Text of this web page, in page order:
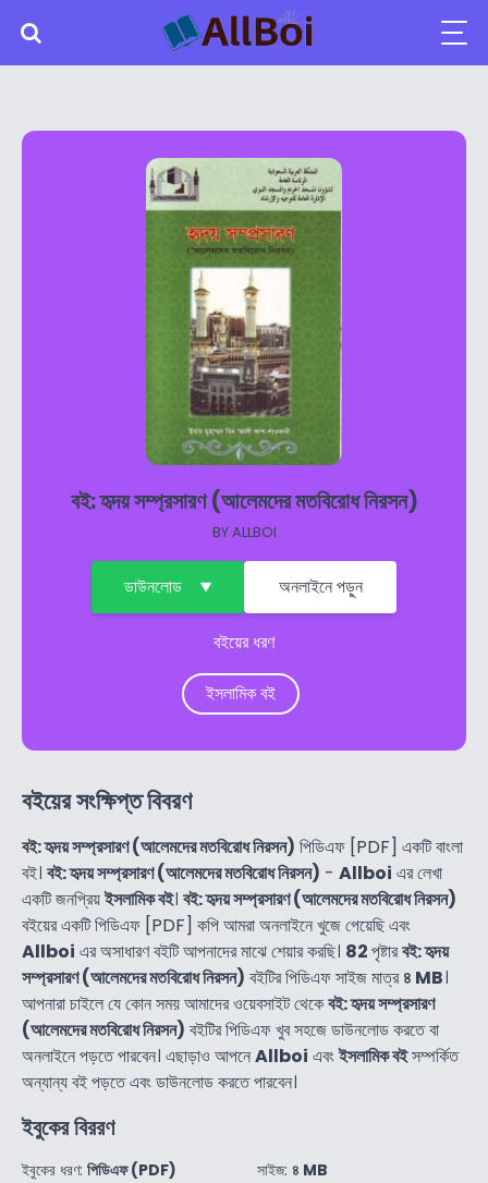
বই: হৃদয় সম্প্রসারণ (আলেমদের মতবিরোধ নিরসন)
BYALLBOI
ডাউনলোড অনলাইনে পড়ুন
বইয়ের ধরণ
ইসলামিক বই
বইয়ের সংক্ষিপ্ত বিবরণ
বই: হৃদয় সম্প্রসারণ (আলেমদের মতবিরোধ নিরসন) পিডিএফ [PDF] একটি বাংলা
বই। বই: হৃদয় সম্প্রসারণ (আলেমদের মতবিরোধ নিরসন) - Allboi এর লেখা
একটি জনপ্রিয়ইসলামিক বই। বই: হৃদয় সম্প্রসারণ (আলেমদের মতবিরোধ নিরসন)
বইয়ের একটি পিডিএফ [PDF] কপি আমরা অনলাইনে খুজে পেয়েছি এবং
Allboi এর অসাধারণ বইটি আপনাদের মাঝে শেয়ার করছি। 82পৃষ্টারবই: হৃদয়
সম্প্রসারণ (আলেমদের মতবিরোধ নিরসন) বইটির পিডিএফ সাইজ মাত্র৪ MB।
আপনারা চাইলে যে কোন সময় আমাদের ওয়েবসাইট থেকেবই: হৃদয় সম্প্রসারণ
(আলেমদের মতবিরোধ নিরসন) বইটির পিডিএফ খুব সহজে ডাউনলোড করতে বা
অনলাইনে পড়তে পারবেন। এছাড়াও আপনেAllboi এবংইসলামিক বইসম্পর্কিত
অন্যান্য বই পড়তে এবং ডাউনলোড করতে পারবেন।
ইবুকের বিররণ
ইবুকের ধরণ: পিডিএফ (PDF)
সাইজ: ৪ MB